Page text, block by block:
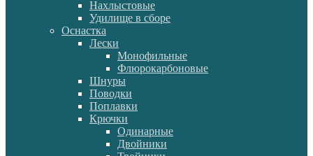
Нахлыстовые
Удилище в сборе
Оснастка
Лески
Монофильные
Флюрокарбоновые
Шнуры
Поводки
Поплавки
Крючки
Одинарные
Двойники